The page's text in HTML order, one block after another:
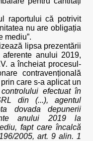
raportului că potrivit
nu are obligația
mediu”.
lipsa prezentării
anului 2019,
a încheiat procesul-
contravențională
care s-a aplicat un
efectuat în
din (...), agentul
dovada depunerii
anului 2019 la
fapt care încalcă
2005, art. 9 alin. 1